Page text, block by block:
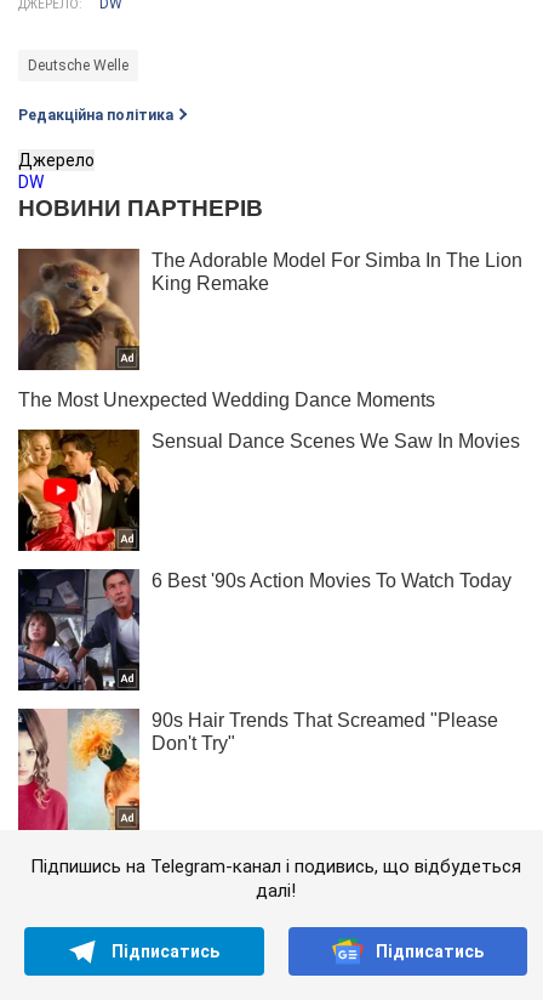
ДЖЕРЕЛО:
Deutsche Welle
Редакційна політика
Джерело
DW
Підпишись на Telegram-канал і подивись, що відбудеться
далі!
Підписатись Підписатись